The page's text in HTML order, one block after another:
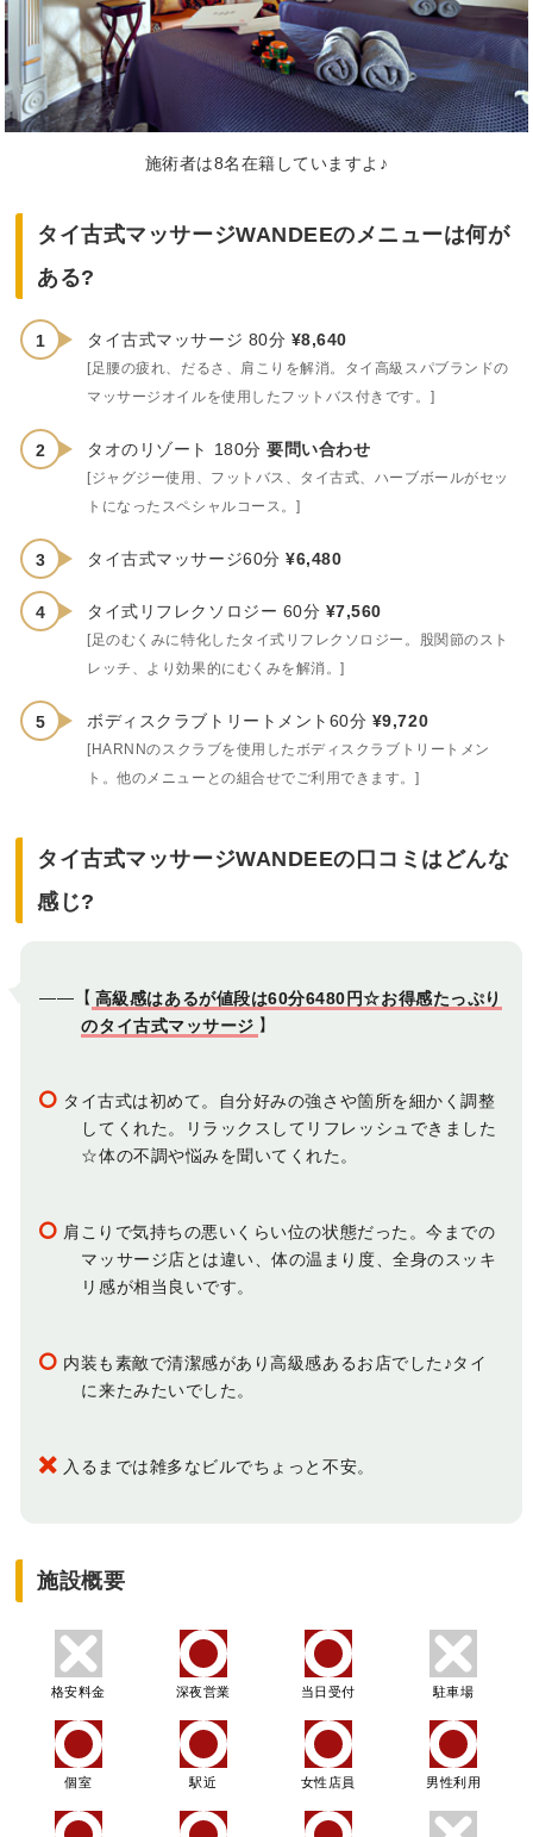
施術者は8名在籍していますよ♪
タイ古式マッサージWANDEEのメニューは何が
ある?
タイ古式マッサージ 80分 ¥8,640
[足腰の疲れ、だるさ、肩こりを解消。タイ高級スパブランドの
マッサージオイルを使用したフットバス付きです。]
タオのリゾート 180分要問い合わせ
[ジャグジー使用、フットバス、タイ古式、ハーブボールがセッ
トになったスペシャルコース。]
タイ古式マッサージ60分¥6,480
タイ式リフレクソロジー 60分 ¥7,560
[足のむくみに特化したタイ式リフレクソロジー。股関節のスト
レッチ、より効果的にむくみを解消。]
ボディスクラブトリートメント60分 ¥9,720
[HARNNのスクラブを使用したボディスクラブトリートメン
ト。他のメニューとの組合せでご利用できます。]
タイ古式マッサージWANDEEの口コミはどんな
感じ?
――【 高級感はあるが値段は60分6480円☆お得感たっぷり
のタイ古式マッサージ 】
タイ古式は初めて。自分好みの強さや箇所を細かく調整
してくれた。リラックスしてリフレッシュできました
☆体の不調や悩みを聞いてくれた。
肩こりで気持ちの悪いくらい位の状態だった。今までの
マッサージ店とは違い、体の温まり度、全身のスッキ
リ感が相当良いです。
内装も素敵で清潔感があり高級感あるお店でした♪タイ
に来たみたいでした。
入るまでは雑多なビルでちょっと不安。
施設概要
格安料金 深夜営業 当日受付 駐車場
個室 駅近 女性店員 男性利用